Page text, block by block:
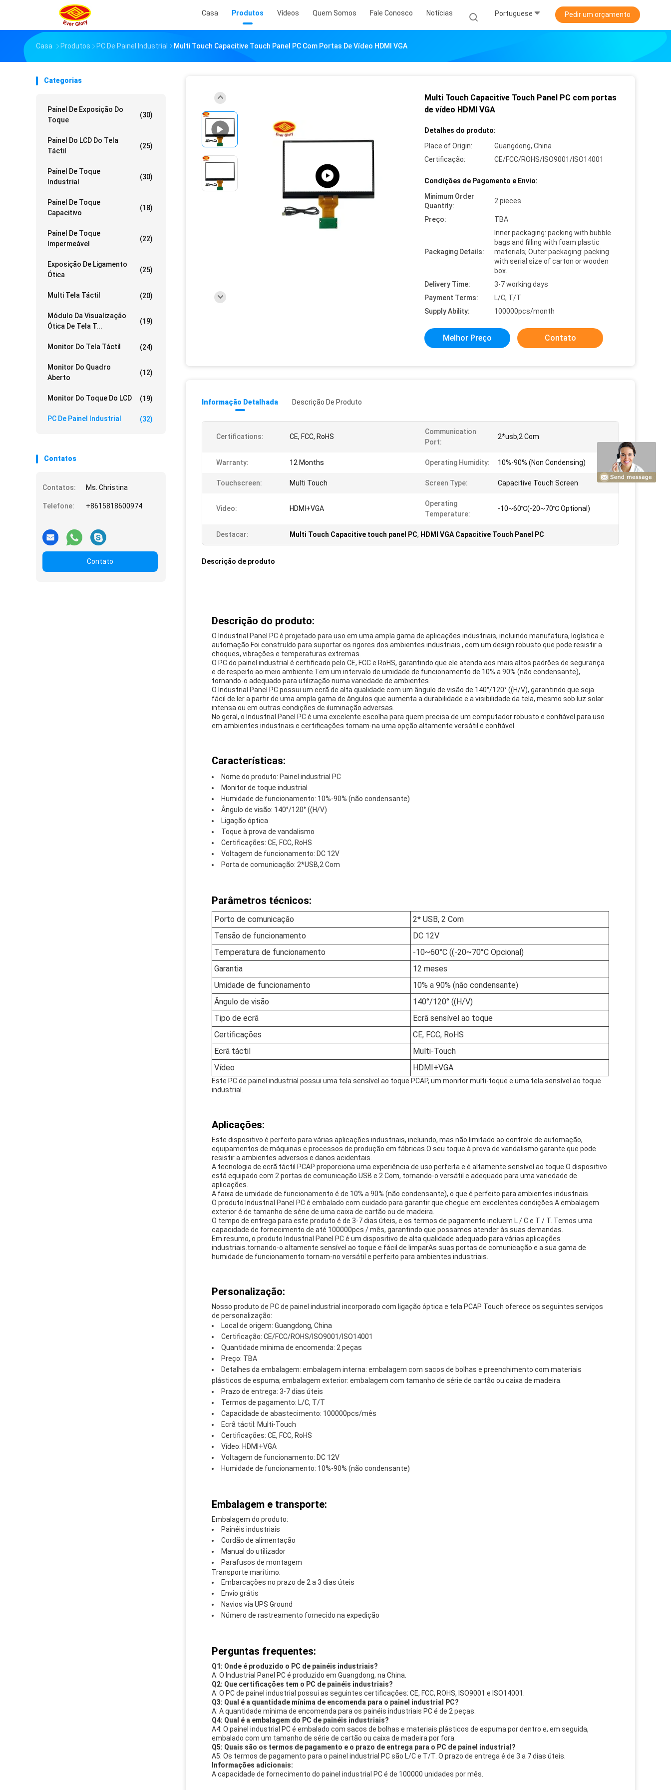
Casa Produtos Vídeos Quem Somos Fale Conosco Notícias Portuguese Pedir um orçamento
Casa Produtos PC De Painel Industrial Multi Touch Capacitive Touch Panel PC Com Portas De Vídeo HDMI VGA
Categorias
Painel De Exposição Do
Toque
(30)
Painel Do LCD Do Tela
Táctil
(25)
Painel De Toque
Industrial
(30)
Painel De Toque
Capacitivo
(18)
Painel De Toque
Impermeável
(22)
Exposição De Ligamento
Ótica
(25)
Multi Tela Táctil (20)
Módulo Da Visualização
Ótica De Tela T...
(19)
Monitor Do Tela Táctil (24)
Monitor Do Quadro
Aberto
(12)
Monitor Do Toque Do LCD (19)
PC De Painel Industrial (32)
Contatos
Contatos: Ms. Christina
Telefone: +8615818600974
Contato
Multi Touch Capacitive Touch Panel PC com portas
de vídeo HDMI VGA
Detalhes do produto:
Place of Origin:
Guangdong, China
Certificação:
CE/FCC/ROHS/ISO9001/ISO14001
Condições de Pagamento e Envio:
Minimum Order
Quantity:
2 pieces
Preço: TBA
Packaging Details:
Inner packaging: packing with bubble
bags and filling with foam plastic
materials; Outer packaging: packing
with serial size of carton or wooden
box.
Delivery Time:
3-7 working days
Payment Terms:
L/C, T/T
Supply Ability:
100000pcs/month
Melhor Preço Contato
Informação Detalhada Descrição De Produto
Certifications: CE, FCC, RoHS
Communication
Port:
2*usb,2 Com
Warranty: 12 Months Operating Humidity: 10%-90% (Non Condensing)
Touchscreen: Multi Touch Screen Type: Capacitive Touch Screen
Video: HDMI+VGA
Operating
Temperature:
-10~60℃(-20~70℃ Optional)
Destacar: Multi Touch Capacitive touch panel PC, HDMI VGA Capacitive Touch Panel PC
Descrição de produto
Descrição do produto:
O Industrial Panel PC é projetado para uso em uma ampla gama de aplicações industriais, incluindo manufatura, logística e
automação.Foi construído para suportar os rigores dos ambientes industriais., com um design robusto que pode resistir a
choques, vibrações e temperaturas extremas.
O PC do painel industrial é certificado pelo CE, FCC e RoHS, garantindo que ele atenda aos mais altos padrões de segurança
e de respeito ao meio ambiente.Tem um intervalo de umidade de funcionamento de 10% a 90% (não condensante),
tornando-o adequado para utilização numa variedade de ambientes.
O Industrial Panel PC possui um ecrã de alta qualidade com um ângulo de visão de 140°/120° ((H/V), garantindo que seja
fácil de ler a partir de uma ampla gama de ângulos.que aumenta a durabilidade e a visibilidade da tela, mesmo sob luz solar
intensa ou em outras condições de iluminação adversas.
No geral, o Industrial Panel PC é uma excelente escolha para quem precisa de um computador robusto e confiável para uso
em ambientes industriais.e certificações tornam-na uma opção altamente versátil e confiável.
Características:
Nome do produto: Painel industrial PC
Monitor de toque industrial
Humidade de funcionamento: 10%-90% (não condensante)
Ângulo de visão: 140°/120° ((H/V)
Ligação óptica
Toque à prova de vandalismo
Certificações: CE, FCC, RoHS
Voltagem de funcionamento: DC 12V
Porta de comunicação: 2*USB,2 Com
Parâmetros técnicos:
Porto de comunicação
2* USB, 2 Com
Tensão de funcionamento
DC 12V
Temperatura de funcionamento
-10~60°C ((-20~70°C Opcional)
Garantia
12 meses
Umidade de funcionamento
10% a 90% (não condensante)
Ângulo de visão
140°/120° ((H/V)
Tipo de ecrã
Ecrã sensível ao toque
Certificações
CE, FCC, RoHS
Ecrã táctil
Multi-Touch
Vídeo
HDMI+VGA
Este PC de painel industrial possui uma tela sensível ao toque PCAP, um monitor multi-toque e uma tela sensível ao toque
industrial.
Aplicações:
Este dispositivo é perfeito para várias aplicações industriais, incluindo, mas não limitado ao controle de automação,
equipamentos de máquinas e processos de produção em fábricas.O seu toque à prova de vandalismo garante que pode
resistir a ambientes adversos e danos acidentais.
A tecnologia de ecrã táctil PCAP proporciona uma experiência de uso perfeita e é altamente sensível ao toque.O dispositivo
está equipado com 2 portas de comunicação USB e 2 Com, tornando-o versátil e adequado para uma variedade de
aplicações.
A faixa de umidade de funcionamento é de 10% a 90% (não condensante), o que é perfeito para ambientes industriais.
O produto Industrial Panel PC é embalado com cuidado para garantir que chegue em excelentes condições.A embalagem
exterior é de tamanho de série de uma caixa de cartão ou de madeira.
O tempo de entrega para este produto é de 3-7 dias úteis, e os termos de pagamento incluem L / C e T / T. Temos uma
capacidade de fornecimento de até 100000pcs / mês, garantindo que possamos atender às suas demandas.
Em resumo, o produto Industrial Panel PC é um dispositivo de alta qualidade adequado para várias aplicações
industriais.tornando-o altamente sensível ao toque e fácil de limparAs suas portas de comunicação e a sua gama de
humidade de funcionamento tornam-no versátil e perfeito para ambientes industriais.
Personalização:
Nosso produto de PC de painel industrial incorporado com ligação óptica e tela PCAP Touch oferece os seguintes serviços
de personalização:
Local de origem: Guangdong, China
Certificação: CE/FCC/ROHS/ISO9001/ISO14001
Quantidade mínima de encomenda: 2 peças
Preço: TBA
Detalhes da embalagem: embalagem interna: embalagem com sacos de bolhas e preenchimento com materiais
plásticos de espuma; embalagem exterior: embalagem com tamanho de série de cartão ou caixa de madeira.
Prazo de entrega: 3-7 dias úteis
Termos de pagamento: L/C, T/T
Capacidade de abastecimento: 100000pcs/mês
Ecrã táctil: Multi-Touch
Certificações: CE, FCC, RoHS
Vídeo: HDMI+VGA
Voltagem de funcionamento: DC 12V
Humidade de funcionamento: 10%-90% (não condensante)
Embalagem e transporte:
Embalagem do produto:
Painéis industriais
Cordão de alimentação
Manual do utilizador
Parafusos de montagem
Transporte marítimo:
Embarcações no prazo de 2 a 3 dias úteis
Envio grátis
Navios via UPS Ground
Número de rastreamento fornecido na expedição
Perguntas frequentes:
Q1: Onde é produzido o PC de painéis industriais?
A: O Industrial Panel PC é produzido em Guangdong, na China.
Q2: Que certificações tem o PC de painéis industriais?
A: O PC de painel industrial possui as seguintes certificações: CE, FCC, ROHS, ISO9001 e ISO14001.
Q3: Qual é a quantidade mínima de encomenda para o painel industrial PC?
A: A quantidade mínima de encomenda para os painéis industriais PC é de 2 peças.
Q4: Qual é a embalagem do PC de painéis industriais?
A4: O painel industrial PC é embalado com sacos de bolhas e materiais plásticos de espuma por dentro e, em seguida,
embalado com um tamanho de série de cartão ou caixa de madeira por fora.
Q5: Quais são os termos de pagamento e o prazo de entrega para o PC de painel industrial?
A5: Os termos de pagamento para o painel industrial PC são L/C e T/T. O prazo de entrega é de 3 a 7 dias úteis.
Informações adicionais:
A capacidade de fornecimento do painel industrial PC é de 100000 unidades por mês.